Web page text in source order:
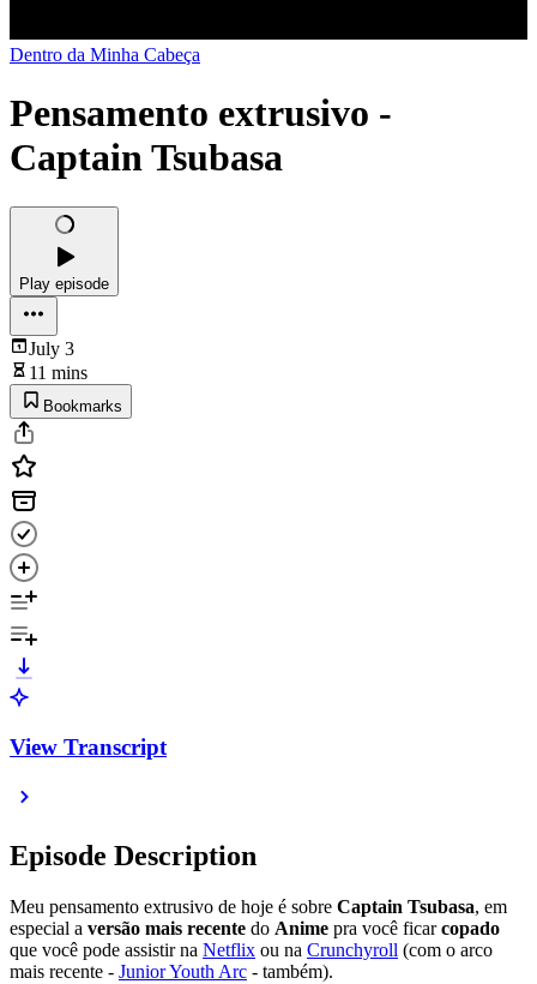
Dentro da Minha Cabeça
Pensamento extrusivo -
Captain Tsubasa
Play episode
July 3
11 mins
Bookmarks
View Transcript
Episode Description
Meu pensamento extrusivo de hoje é sobre Captain Tsubasa, em
especial a versão mais recente do Anime pra você ficarcopado
que você pode assistir na Netflix ou na Crunchyroll (com o arco
mais recente - Junior Youth Arc - também).